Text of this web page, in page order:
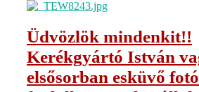
Üdvözlök mindenkit!!
Kerékgyártó István
elsősorban esküvő